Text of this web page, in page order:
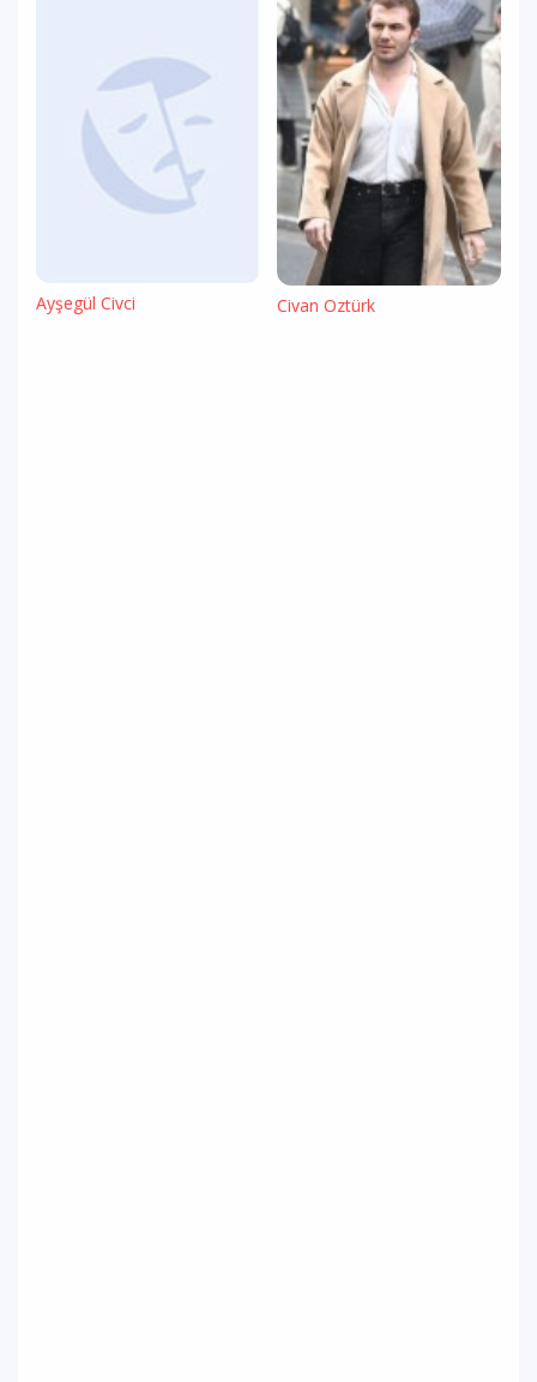
Ayşegül Civci Civan Öztürk